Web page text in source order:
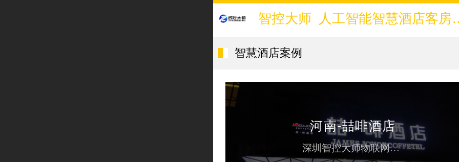
智控大师 人工
智慧酒店案例
河南-喆啡酒店
深圳智控大师物联网科技有限公司打造河南洛阳喆啡酒店智能房控控制系统开关方案铂涛是中国富有创新影响力的企业之一，专注体验消费领域，在中国酒店业首倡“品牌先行”理念，基于消费者的价值诉求、内心喜好来打造及运营品牌。铂涛以“连接美好体验”为愿景，通过创建、投资、合作等形式，连接酒店、公寓、咖啡、共享办公、艺术公益平台等领域中具有独特调性的品牌，为消费者构建一个丰富多彩的体验生活圈。目前，铂涛体...